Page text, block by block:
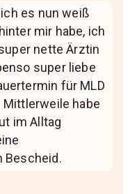
es nun weiß
mir habe, ich
nette Ärztin
super liebe
für MLD
Mittlerweile habe
im Alltag
Bescheid.